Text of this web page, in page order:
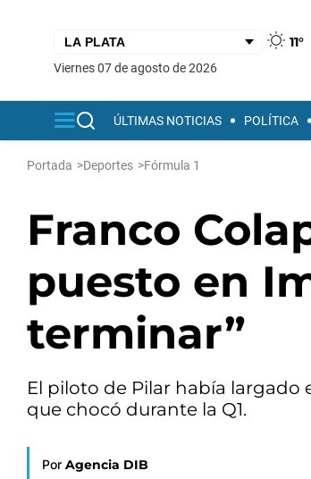
11°
viernes 07 de agosto de 2026
ÚLTIMAS NOTICIAS POLÍTICA
Portada >Deportes >Fórmula 1
Franco
puesto en
terminar”
El piloto de Pilar había largado
que chocó durante la Q1.
Por Agencia DIB